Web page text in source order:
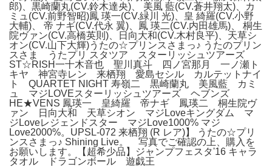
郎)、黒崎蘭丸(CV.鈴木達央)、 美風 藍(CV.蒼井翔太)、カ
ミュ(CV.前野智昭)鳳 瑛一(CV.緑川 光)、皇 綺羅(CV.小野
大輔)、 帝 ナギ(CV.代永 翼)、鳳 瑛二(CV.内田雄馬)、 桐生
院ヴァン(CV.高橋英則)、日向大和(CV.木村良平)、天草シ
オン(CV.山下大輝)うたの☆プリンスさまっ♪ うたのプリン
スさま うたプリ スタツア スターリッシュツアーズ
ST☆RISH一十木音也 聖川真斗 四ノ宮那月 一ノ瀬ト
キヤ 神宮寺レン 来栖翔 愛島セシル カルテットナイ
ト QUARTET NIGHT 寿嶺二 黒崎蘭丸 美風藍 カミ
ュ マジLOVEスターリッシュツアーズ ヘブンズ
HE★VENS 鳳瑛一 皇綺羅 帝ナギ 鳳瑛二 桐生院ヴ
ァン 日向大和 天草シオン マジLoveキングダム マ
ジLoveレジェンドスター マジLove1000% マジ
Love2000%。UPSL-072 来栖翔 (R レア)】 うたの☆プリ
ンスさまっ♪ Shining Live。 写真でご確認の上、購入を
お願いします。【超希少品】ジャンプフェスタ'16 キャラ
タオル ドラゴンボール 遊戯王